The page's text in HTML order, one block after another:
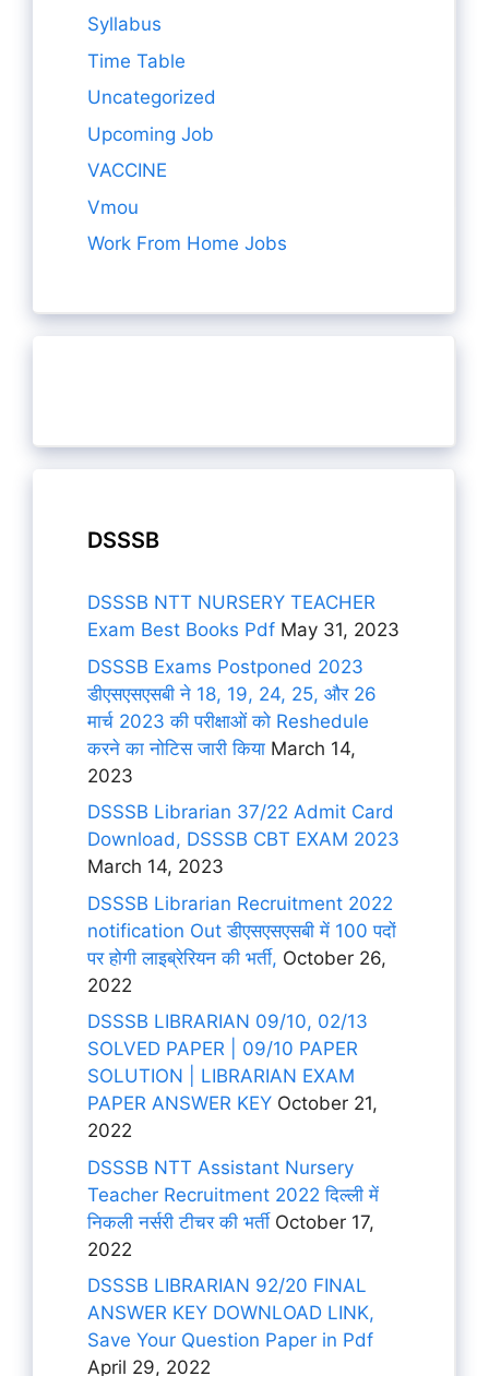
Syllabus
Time Table
Uncategorized
Upcoming Job
VACCINE
Vmou
Work From Home Jobs
DSSSB
DSSSB NTT NURSERY TEACHER
Exam Best Books Pdf May 31, 2023
DSSSB Exams Postponed 2023
डीएसएसएसबी ने 18, 19, 24, 25, और 26
मार्च 2023 की परीक्षाओं को Reshedule
करने का नोटिस जारी किया March 14,
2023
DSSSB Librarian 37/22 Admit Card
Download, DSSSB CBT EXAM 2023
March 14, 2023
DSSSB Librarian Recruitment 2022
notification Out डीएसएसएसबी में 100 पदों
पर होगी लाइब्रेरियन की भर्ती, October 26,
2022
DSSSB LIBRARIAN 09/10, 02/13
SOLVED PAPER | 09/10 PAPER
SOLUTION | LIBRARIAN EXAM
PAPER ANSWER KEY October 21,
2022
DSSSB NTT Assistant Nursery
Teacher Recruitment 2022 दिल्ली में
निकली नर्सरी टीचर की भर्ती October 17,
2022
DSSSB LIBRARIAN 92/20 FINAL
ANSWER KEY DOWNLOAD LINK,
Save Your Question Paper in Pdf
April 29, 2022